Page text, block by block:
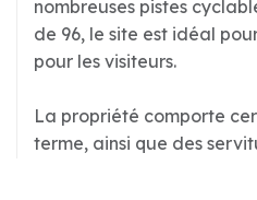
nombreuses pistes
de 96, le site est idéal
pour les visiteurs.
La propriété comporte
terme, ainsi que des